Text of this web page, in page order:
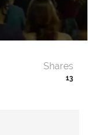
13
Shares